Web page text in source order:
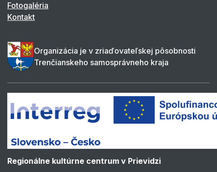
Fotogaléria
Kontakt
Organizácia je v zriaďovateľskej pôsobnosti
Trenčianskeho samosprávneho kraja
Regionálne kultúrne centrum v Prievidzi